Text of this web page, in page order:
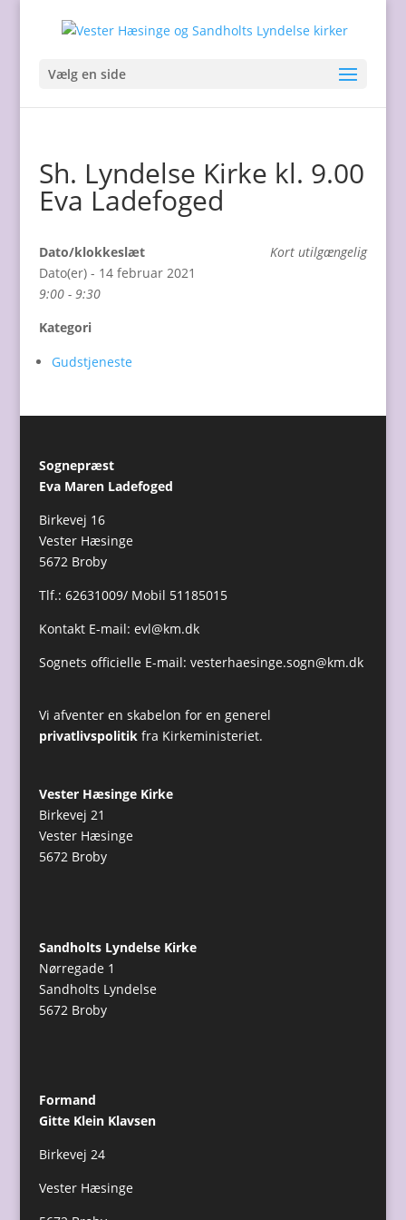
Vælg en side
Sh. Lyndelse Kirke kl. 9.00
Eva Ladefoged
Kort utilgængelig
Dato/klokkeslæt
Dato(er) - 14 februar 2021
9:00 - 9:30
Kategori
Gudstjeneste
Sognepræst
Eva Maren Ladefoged
Birkevej 16
Vester Hæsinge
5672 Broby
Tlf.: 62631009/ Mobil 51185015
Kontakt E-mail: evl@km.dk
Sognets officielle E-mail: vesterhaesinge.sogn@km.dk
Vi afventer en skabelon for en generel
privatlivspolitikfra Kirkeministeriet.
Vester Hæsinge Kirke
Birkevej 21
Vester Hæsinge
5672 Broby
Sandholts Lyndelse Kirke
Nørregade 1
Sandholts Lyndelse
5672 Broby
Formand
Gitte Klein Klavsen
Birkevej 24
Vester Hæsinge